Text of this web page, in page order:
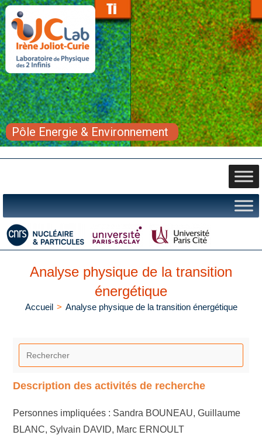
Pôle Energie & Environnement
Analyse physique de la transition
énergétique
Accueil > Analyse physique de la transition énergétique
Description des activités de recherche
Personnes impliquées : Sandra BOUNEAU, Guillaume
BLANC, Sylvain DAVID, Marc ERNOULT